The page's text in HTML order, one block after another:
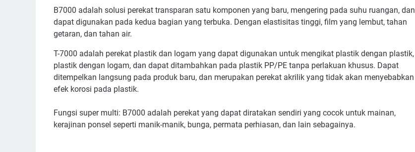
B7000 adalah solusi perekat transparan satu komponen yang baru, mengering pada suhu ruangan, dan
dapat digunakan pada kedua bagian yang terbuka. Dengan elastisitas tinggi, film yang lembut, tahan
getaran, dan tahan air.
T-7000 adalah perekat plastik dan logam yang dapat digunakan untuk mengikat plastik dengan plastik,
plastik dengan logam, dan dapat ditambahkan pada plastik PP/PE tanpa perlakuan khusus. Dapat
ditempelkan langsung pada produk baru, dan merupakan perekat akrilik yang tidak akan menyebabkan
efek korosi pada plastik.
Fungsi super multi: B7000 adalah perekat yang dapat diratakan sendiri yang cocok untuk mainan,
kerajinan ponsel seperti manik-manik, bunga, permata perhiasan, dan lain sebagainya.